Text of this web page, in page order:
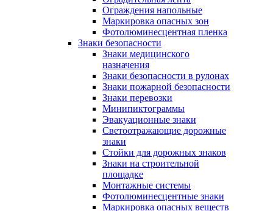
Ограждения напольные
Маркировка опасных зон
Фотолюминесцентная пленка
Знаки безопасности
Знаки медицинского
назначения
Знаки безопасности в рулонах
Знаки пожарной безопасности
Знаки перевозки
Минипиктограммы
Эвакуационные знаки
Светоотражающие дорожные
знаки
Стойки для дорожных знаков
Знаки на строительной
площадке
Монтажные системы
Фотолюминесцентные знаки
Маркировка опасных веществ